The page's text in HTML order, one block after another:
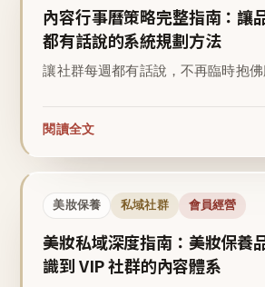
內容行事曆策略完整指南：讓
都有話說的系統規劃方法
讓社群每週都有話說，不再臨時抱佛
閱讀全文
美妝保養 私域社群 會員經營
美妝私域深度指南：美妝保養
識到 VIP 社群的內容體系